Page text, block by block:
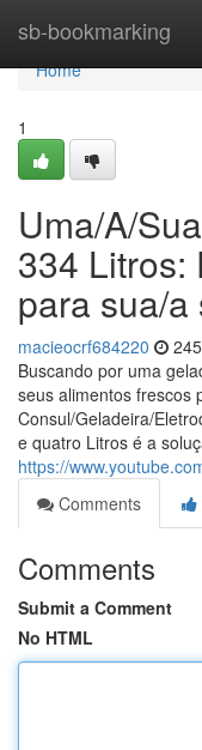
sb-bookmarking
Home
Home
1
Uma/A/
334 Litros:
para sua/
macieocrf684220
Buscando por uma
seus alimentos frescos
Consul/Geladeira/
e quatro Litros é a
https://
Comments
Comments
Submit a Comment
No HTML